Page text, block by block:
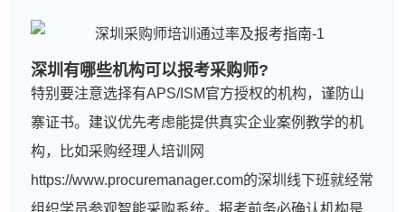
深圳有哪些机构可以报考采购师?
特别要注意选择有APS/ISM官方授权的机构，谨防山
寨证书。建议优先考虑能提供真实企业案例教学的机
构，比如采购经理人培训网
https://www.procuremanager.com的深圳线下班就经常
组织学员参观智能采购系统。报考前务必确认机构是